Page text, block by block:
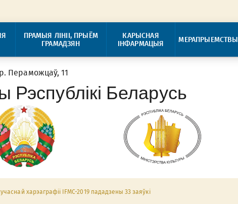
ПРАМЫЯ ЛІНІІ, ПРЫЁМ
ГРАМАДЗЯН
КАРЫСНАЯ
ІНФАРМАЦЫЯ
МЕРАПРЫЕМСТВЫ
Пераможцаў, 11
Рэспублікі Беларусь
харэаграфіі IFMC-2019 пададзены 33 заяўкі